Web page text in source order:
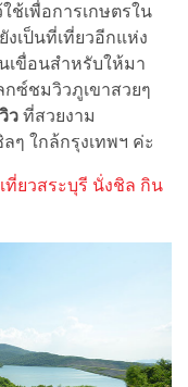
ช้เพื่อการเกษตรใน
เป็นที่เที่ยวอีกแห่ง
เขื่อนสำหรับให้มา
กซ์ชมวิวภูเขาสวยๆ
ว ที่สวยงาม
ๆ ใกล้กรุงเทพฯ ค่ะ
ที่ยวสระบุรี นั่งชิล กิน